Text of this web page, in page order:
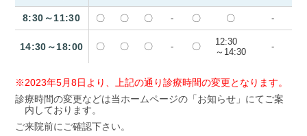
8:30～11:30 〇 〇 〇 - 〇 〇 -
14:30～18:00 〇 〇 〇 - 〇
12:30
～14:30
-
※2023年5月8日より、上記の通り診療時間の変更となります。
診療時間の変更などは当ホームページの「お知らせ」にてご案
内しております。
ご来院前にご確認下さい。